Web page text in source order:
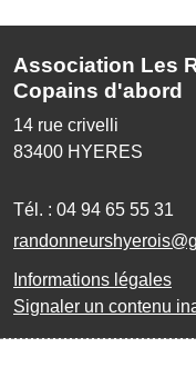
Association Les
Copains d'abord
14 rue crivelli
83400 HYERES
Tél. : 04 94 65 55 31
Informations légales
Signaler un contenu